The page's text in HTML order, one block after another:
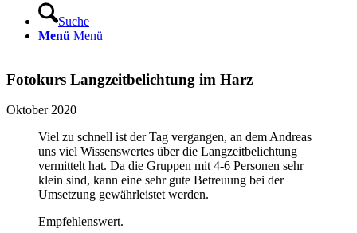
Suche
Menü Menü
Fotokurs Langzeitbelichtung im Harz
Oktober 2020
Viel zu schnell ist der Tag vergangen, an dem Andreas
uns viel Wissenswertes über die Langzeitbelichtung
vermittelt hat. Da die Gruppen mit 4-6 Personen sehr
klein sind, kann eine sehr gute Betreuung bei der
Umsetzung gewährleistet werden.
Empfehlenswert.